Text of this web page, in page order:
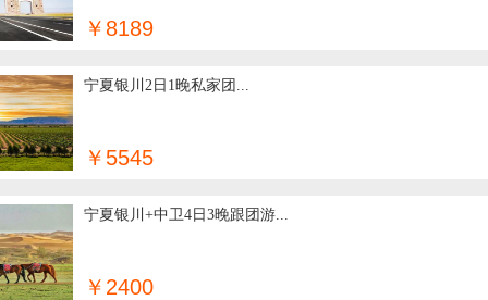
￥8189
宁夏银川2日1晚私家团...
￥5545
宁夏银川+中卫4日3晚跟团游...
￥2400